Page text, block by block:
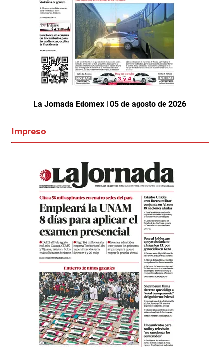
La Jornada Edomex | 05 de agosto de 2026
Impreso